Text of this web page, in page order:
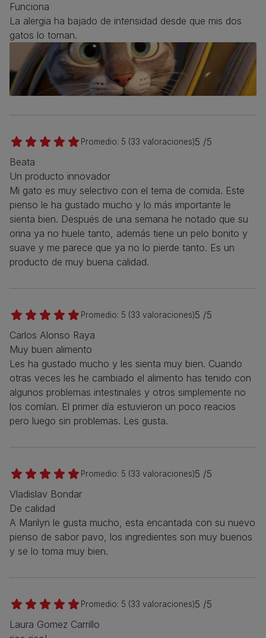
Funciona
La alergia ha bajado de intensidad desde que mis dos
gatos lo toman.
Promedio: 5 (33 valoraciones)5 /5
Beata
Un producto innovador
Mi gato es muy selectivo con el tema de comida. Este
pienso le ha gustado mucho y lo más importante le
sienta bien. Después de una semana he notado que su
orina ya no huele tanto, además tiene un pelo bonito y
suave y me parece que ya no lo pierde tanto. Es un
producto de muy buena calidad.
Promedio: 5 (33 valoraciones)5 /5
Carlos Alonso Raya
Muy buen alimento
Les ha gustado mucho y les sienta muy bien. Cuando
otras veces les he cambiado el alimento has tenido con
algunos problemas intestinales y otros simplemente no
los comían. El primer día estuvieron un poco reacios
pero luego sin problemas. Les gusta.
Promedio: 5 (33 valoraciones)5 /5
Vladislav Bondar
De calidad
A Marilyn le gusta mucho, esta encantada con su nuevo
pienso de sabor pavo, los ingredientes son muy buenos
y se lo toma muy bien.
Promedio: 5 (33 valoraciones)5 /5
Laura Gomez Carrillo